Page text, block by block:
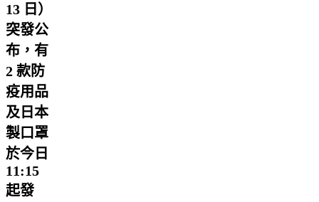
13 日）
突發公
布，有
2 款防
疫用品
及日本
製口罩
於今日
11:15
起發